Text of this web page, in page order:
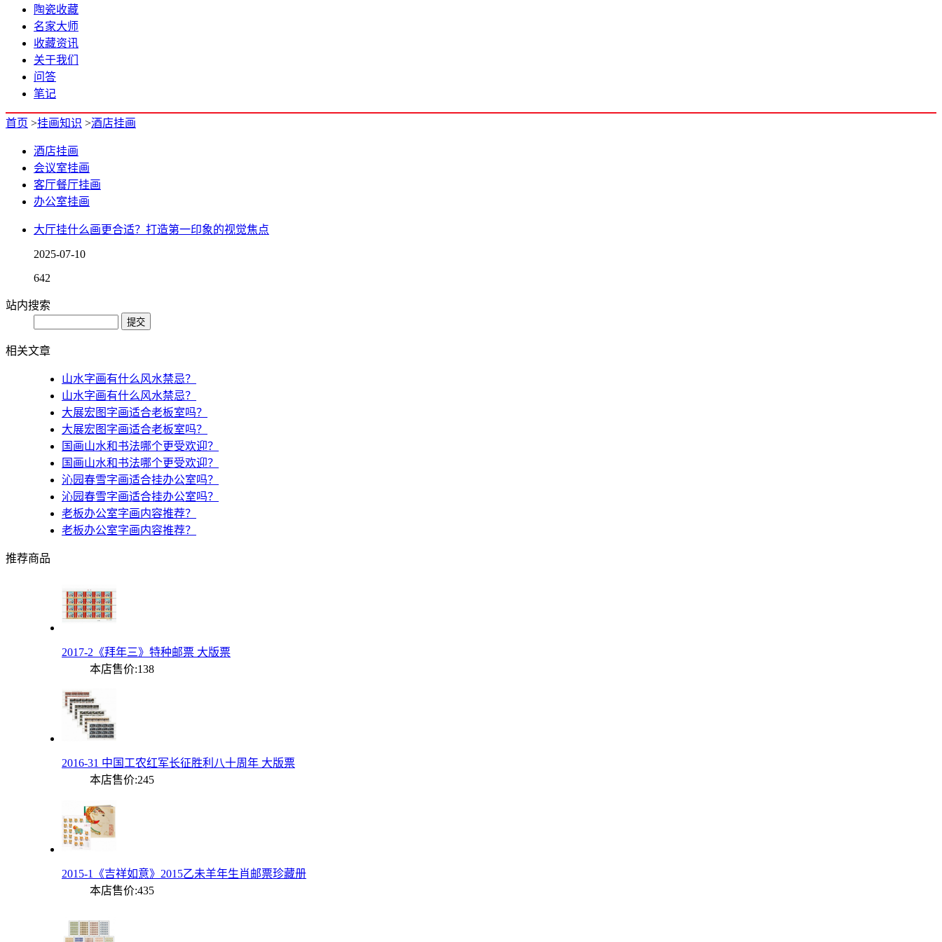
陶瓷收藏
名家大师
收藏资讯
关于我们
问答
笔记
首页 >挂画知识 >酒店挂画
酒店挂画
会议室挂画
客厅餐厅挂画
办公室挂画
大厅挂什么画更合适？打造第一印象的视觉焦点
2025-07-10
642
站内搜索
相关文章
山水字画有什么风水禁忌？
山水字画有什么风水禁忌？
大展宏图字画适合老板室吗？
大展宏图字画适合老板室吗？
国画山水和书法哪个更受欢迎？
国画山水和书法哪个更受欢迎？
沁园春雪字画适合挂办公室吗？
沁园春雪字画适合挂办公室吗？
老板办公室字画内容推荐？
老板办公室字画内容推荐？
推荐商品
2017-2《拜年三》特种邮票 大版票
本店售价:138
2016-31 中国工农红军长征胜利八十周年 大版票
本店售价:245
2015-1《吉祥如意》2015乙未羊年生肖邮票珍藏册
本店售价:435